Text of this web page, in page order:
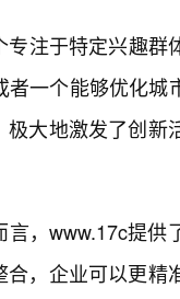
专注于特定兴趣群
者一个能够优化
极大地激发了创
言，www.17c提
合，企业可以更